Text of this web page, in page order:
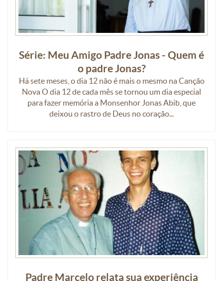
Série: Meu Amigo Padre Jonas - Quem é
o padre Jonas?
Há sete meses, o dia 12 não é mais o mesmo na Canção
Nova O dia 12 de cada mês se tornou um dia especial
para fazer memória a Monsenhor Jonas Abib, que
deixou o rastro de Deus no coração...
Padre Marcelo relata sua experiência